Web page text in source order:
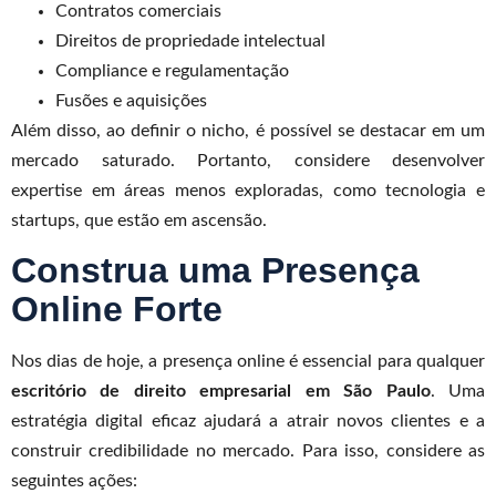
Contratos comerciais
Direitos de propriedade intelectual
Compliance e regulamentação
Fusões e aquisições
Além disso, ao definir o nicho, é possível se destacar em um
mercado saturado. Portanto, considere desenvolver
expertise em áreas menos exploradas, como tecnologia e
startups, que estão em ascensão.
Construa uma Presença
Online Forte
Nos dias de hoje, a presença online é essencial para qualquer
escritório de direito empresarial em São Paulo. Uma
estratégia digital eficaz ajudará a atrair novos clientes e a
construir credibilidade no mercado. Para isso, considere as
seguintes ações: